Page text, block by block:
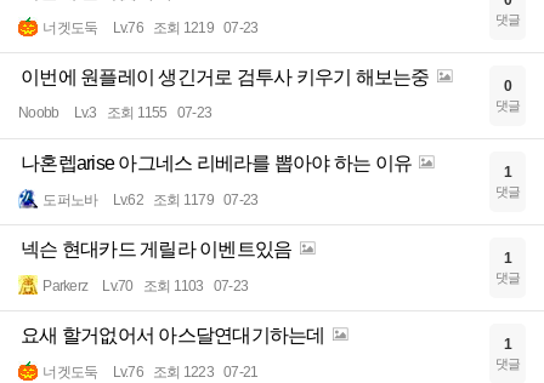
너겟도둑 Lv.76 조회 1219 07-23 댓글
이번에 원플레이 생긴거로 검투사 키우기 해보는중
Noobb Lv.3 조회 1155 07-23
0
댓글
나혼렙arise 아그네스 리베라를 뽑아야 하는 이유
도퍼노바 Lv.62 조회 1179 07-23
1
댓글
넥슨 현대카드 게릴라 이벤트있음
Parkerz Lv.70 조회 1103 07-23
1
댓글
요새 할거없어서 아스달연대기하는데
너겟도둑 Lv.76 조회 1223 07-21
1
댓글